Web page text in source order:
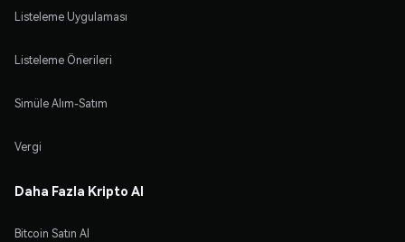
Listeleme Uygulaması
Listeleme Önerileri
Simüle Alım-Satım
Vergi
Daha Fazla Kripto Al
Bitcoin Satın Al